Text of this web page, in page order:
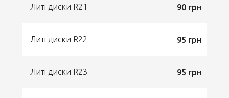
Литі диски R21 90 грн
Литі диски R22 95 грн
Литі диски R23 95 грн